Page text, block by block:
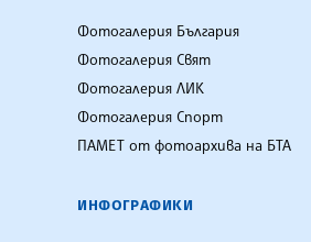
Фотогалерия България
Фотогалерия Свят
Фотогалерия ЛИК
Фотогалерия Спорт
ПАМЕТ от фотоархива на БТА
ИНФОГРАФИКИ